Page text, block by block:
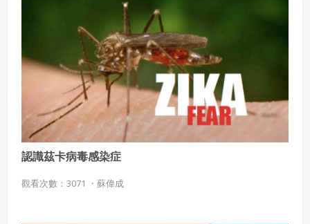
認識茲卡病毒感染症
觀看次數：3071 ・ 蘇偉成